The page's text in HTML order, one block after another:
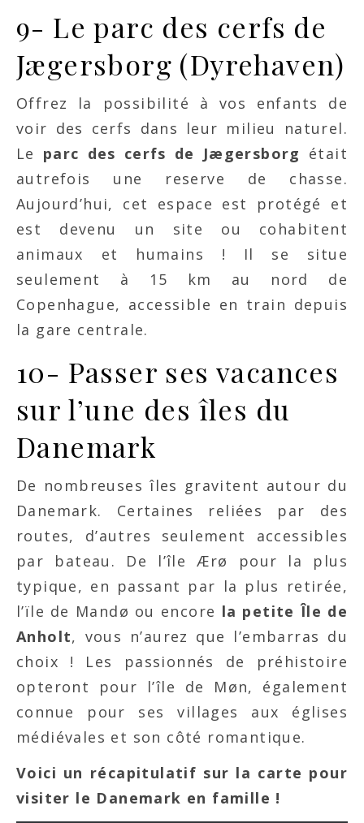
9- Le parc des cerfs de
Jægersborg (Dyrehaven)
Offrez la possibilité à vos enfants de
voir des cerfs dans leur milieu naturel.
Le parc des cerfs de Jægersborg était
autrefois une reserve de chasse.
Aujourd’hui, cet espace est protégé et
est devenu un site ou cohabitent
animaux et humains ! Il se situe
seulement à 15 km au nord de
Copenhague, accessible en train depuis
la gare centrale.
10- Passer ses vacances
sur l’une des îles du
Danemark
De nombreuses îles gravitent autour du
Danemark. Certaines reliées par des
routes, d’autres seulement accessibles
par bateau. De l’île Ærø pour la plus
typique, en passant par la plus retirée,
l’ïle de Mandø ou encore la petite Île de
Anholt, vous n’aurez que l’embarras du
choix ! Les passionnés de préhistoire
opteront pour l’île de Møn, également
connue pour ses villages aux églises
médiévales et son côté romantique.
Voici un récapitulatif sur la carte pour
visiter le Danemark en famille !